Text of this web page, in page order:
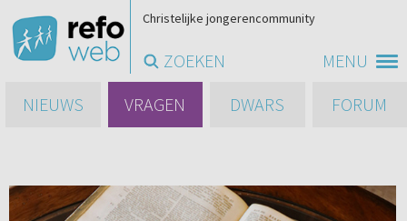
MENU
Christelijke jongerencommunity
ZOEKEN
NIEUWS
VRAGEN DWARS FORUM